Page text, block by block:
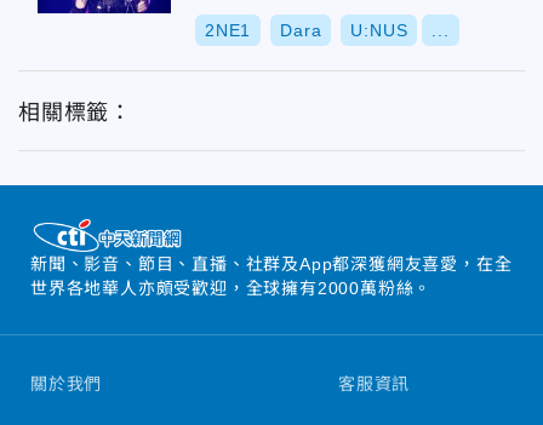
場
2NE1 Dara U:NUS
相關標籤：
新聞、影音、節目、直播、社群及App都深獲網友喜愛，在全
世界各地華人亦頗受歡迎，全球擁有2000萬粉絲。
關於我們 客服資訊